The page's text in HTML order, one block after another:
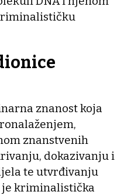
znanost koja
znanstvenih
dokazivanju i
te utvrđivanju
kriminalistička